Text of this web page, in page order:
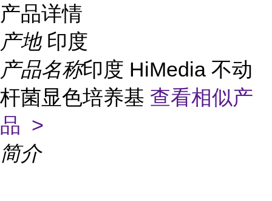
产品详情
产地 印度
产品名称印度 HiMedia 不动
杆菌显色培养基 查看相似产
品 >
简介